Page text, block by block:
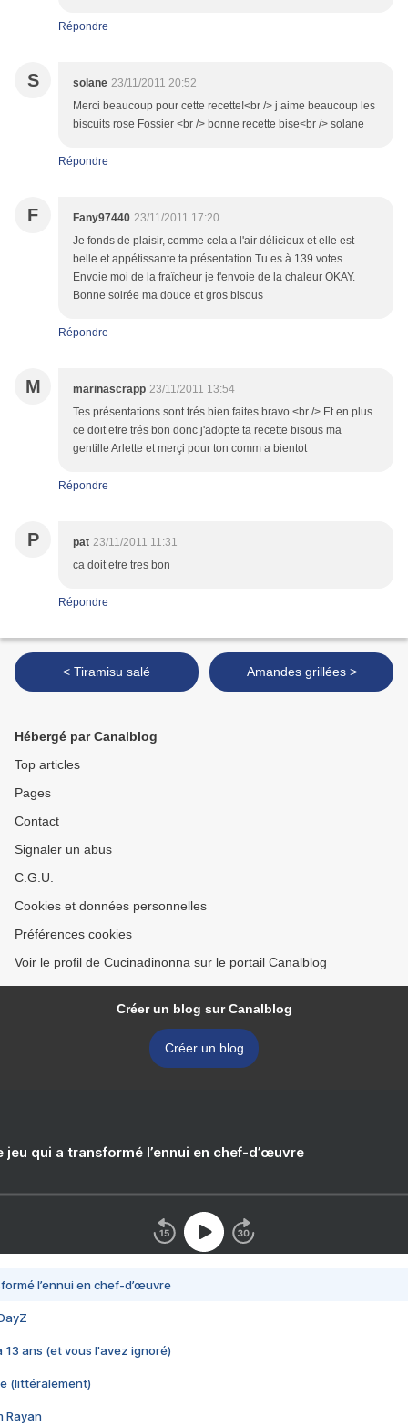
Répondre
S solane 23/11/2011 20:52
Merci beaucoup pour cette recette!<br /> j aime beaucoup les
biscuits rose Fossier <br /> bonne recette bise<br /> solane
Répondre
F Fany97440 23/11/2011 17:20
Je fonds de plaisir, comme cela a l'air délicieux et elle est
belle et appétissante ta présentation.Tu es à 139 votes.
Envoie moi de la fraîcheur je t'envoie de la chaleur OKAY.
Bonne soirée ma douce et gros bisous
Répondre
M marinascrapp 23/11/2011 13:54
Tes présentations sont trés bien faites bravo <br /> Et en plus
ce doit etre trés bon donc j'adopte ta recette bisous ma
gentille Arlette et merçi pour ton comm a bientot
Répondre
P pat 23/11/2011 11:31
ca doit etre tres bon
Répondre
< Tiramisu salé Amandes grillées >
Hébergé par Canalblog
Top articles
Pages
Contact
Signaler un abus
C.G.U.
Cookies et données personnelles
Préférences cookies
Voir le profil de Cucinadinonna sur le portail Canalblog
Créer un blog sur Canalblog
Créer un blog
jeu qui a transformé l’ennui en chef-d’œuvre
l’ennui en chef-d’œuvre
13 ans (et vous l'avez ignoré)
(littéralement)
Rayan